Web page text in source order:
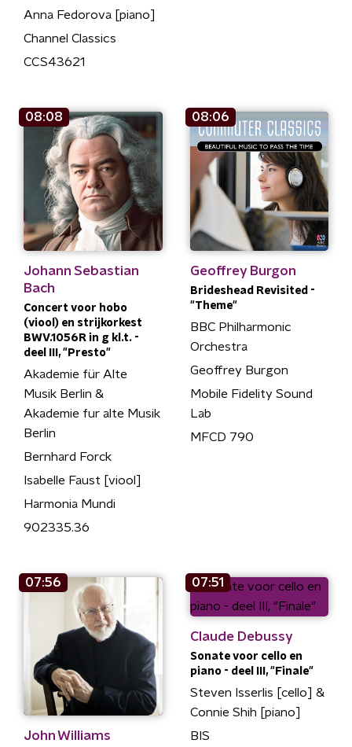
Anna Fedorova [piano]
Channel Classics
CCS43621
08:08
Johann Sebastian
Bach
Concert voor hobo
(viool) en strijkorkest
BWV.1056R in g kl.t. -
deel III, "Presto"
Akademie für Alte
Musik Berlin &
Akademie fur alte Musik
Berlin
Bernhard Forck
Isabelle Faust [viool]
Harmonia Mundi
902335.36
08:06
Geoffrey Burgon
Brideshead Revisited -
"Theme"
BBC Philharmonic
Orchestra
Geoffrey Burgon
Mobile Fidelity Sound
Lab
MFCD 790
07:56
John Williams
07:51
Claude Debussy
Sonate voor cello en
piano - deel III, "Finale"
Steven Isserlis [cello] &
Connie Shih [piano]
BIS